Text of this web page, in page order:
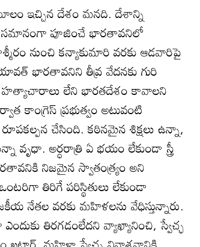
ఇచ్చిన దేశం మనది. దేశాన్ని
సమానంగా పూజించే భారతావనిలో
నుంచి కన్యాకుమారి వరకు ఆడవారిపై
భారతావనిని తీవ్ర వేదనకు గురి
హత్యాచారాలు లేని భారతదేశం కావాలని
కాంగ్రెస్ ప్రభుత్వం అటువంటి
చేసింది. కఠినమైన శిక్షలు ఉన్నా,
వృధా. అర్ధరాత్రి ఏ భయం లేకుండా స్త్రీ
నిజమైన స్వాతంత్య్రం అని
తిరిగే పరిస్థితులు లేకుండా
నేతల వరకు మహిళలను వేధిస్తున్నారు.
తిరగడంలేదని వ్యాఖ్యానించి, స్వేచ్ఛ